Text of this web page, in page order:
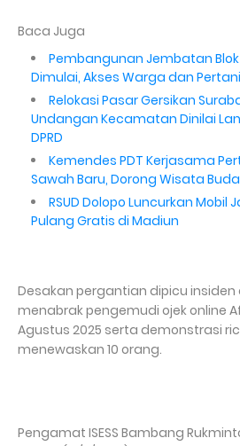
Baca Juga
Pembangunan Jembatan
Dimulai, Akses Warga dan
Relokasi Pasar Gersikan
Undangan Kecamatan Dinilai
DPRD
Kemendes PDT Kerjasama
Sawah Baru, Dorong Wisata
RSUD Dolopo Luncurkan Mobil
Pulang Gratis di Madiun
Desakan pergantian dipicu
menabrak pengemudi ojek online
Agustus 2025 serta demonstrasi
menewaskan 10 orang.
Pengamat ISESS Bambang